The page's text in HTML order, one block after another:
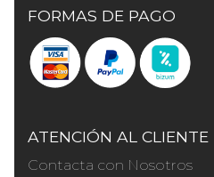
FORMAS DE PAGO
ATENCIÓN AL CLIENTE
Contacta con Nosotros